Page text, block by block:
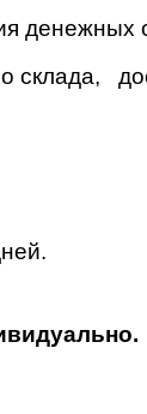
денежных
склада,